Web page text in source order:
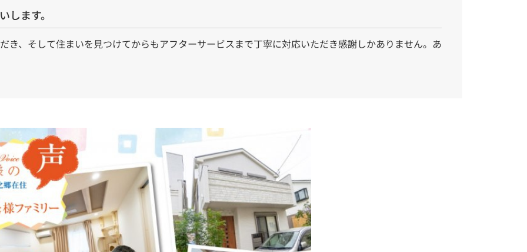
します。
き、そして住まいを見つけてからもアフターサービスまで丁寧に対応いただき感謝しかありません。あ